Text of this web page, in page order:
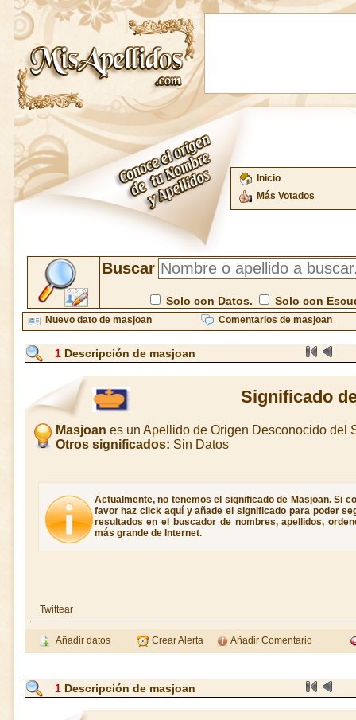
Inicio
Más Votados
Buscar
Solo con Datos. Solo con
Nuevo dato de masjoan Comentarios de masjoan
1 Descripción de masjoan
Significado
Masjoan es un Apellido de Origen Desconocido del
Otros significados: Sin Datos
Actualmente, no tenemos el significado de Masjoan. Si
favor haz click aquí y añade el significado para poder
resultados en el buscador de nombres, apellidos,
más grande de Internet.
Twittear
Añadir datos Crear Alerta Añadir Comentario
1 Descripción de masjoan